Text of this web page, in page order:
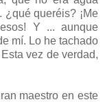
¿qué queréis? ¡Me
Y ... aunque
mí. Lo he tachado
vez de verdad,
maestro en este